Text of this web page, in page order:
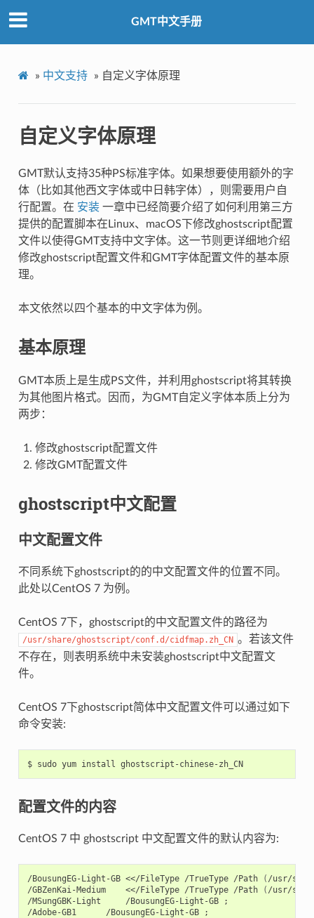
GMT中文手册
» 中文支持 » 自定义字体原理
自定义字体原理
GMT默认支持35种PS标准字体。如果想要使用额外的字
体（比如其他西文字体或中日韩字体），则需要用户自
行配置。在 安装一章中已经简要介绍了如何利用第三方
提供的配置脚本在Linux、macOS下修改ghostscript配置
文件以使得GMT支持中文字体。这一节则更详细地介绍
修改ghostscript配置文件和GMT字体配置文件的基本原
理。
本文依然以四个基本的中文字体为例。
基本原理
GMT本质上是生成PS文件，并利用ghostscript将其转换
为其他图片格式。因而，为GMT自定义字体本质上分为
两步：
修改ghostscript配置文件
修改GMT配置文件
ghostscript中文配置
中文配置文件
不同系统下ghostscript的的中文配置文件的位置不同。
此处以CentOS 7 为例。
CentOS 7下，ghostscript的中文配置文件的路径为
/usr/share/ghostscript/conf.d/cidfmap.zh_CN 。若该文件
不存在，则表明系统中未安装ghostscript中文配置文
件。
CentOS 7下ghostscript简体中文配置文件可以通过如下
命令安装:
$ sudo yum install ghostscript-chinese-zh_CN
配置文件的内容
CentOS 7 中 ghostscript 中文配置文件的默认内容为:
/BousungEG-Light-GB <</FileType /TrueType /Path ( /usr/
/GBZenKai-Medium    <</FileType /TrueType /Path
( /usr/
/MSungGBK-Light     /BousungEG-Light-GB
;
/Adobe-GB1      /BousungEG-Light-GB
;